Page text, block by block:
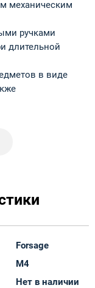
механическим
ручками
длительной
в виде
Forsage
M4
Нет в наличии